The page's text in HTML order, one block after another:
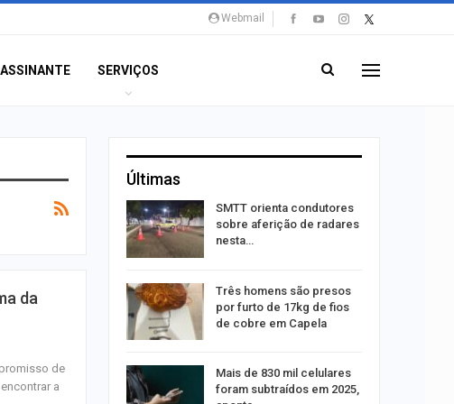
Webmail
ASSINANTE SERVIÇOS
da
de
a
Últimas
protestam por
recebe
do projeto
de-magalhães é
morto na Praia
SMTT orienta condutores
sobre aferição de radares
nesta…
Três homens são presos
por furto de 17kg de fios
de cobre em Capela
Mais de 830 mil celulares
foram subtraídos em 2025,